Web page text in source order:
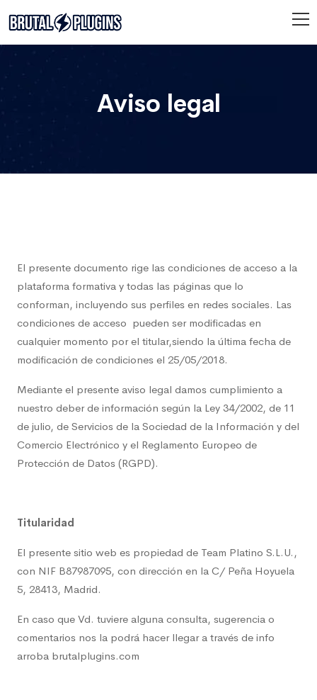
Aviso legal
El presente documento rige las condiciones de acceso a la
plataforma formativa y todas las páginas que lo
conforman, incluyendo sus perfiles en redes sociales. Las
condiciones de acceso pueden ser modificadas en
cualquier momento por el titular,siendo la última fecha de
modificación de condiciones el 25/05/2018.
Mediante el presente aviso legal damos cumplimiento a
nuestro deber de información según la Ley 34/2002, de 11
de julio, de Servicios de la Sociedad de la Información y del
Comercio Electrónico y el Reglamento Europeo de
Protección de Datos (RGPD).
Titularidad
El presente sitio web es propiedad de Team Platino S.L.U.,
con NIF B87987095, con dirección en la C/ Peña Hoyuela
5, 28413, Madrid.
En caso que Vd. tuviere alguna consulta, sugerencia o
comentarios nos la podrá hacer llegar a través de info
arroba brutalplugins.com